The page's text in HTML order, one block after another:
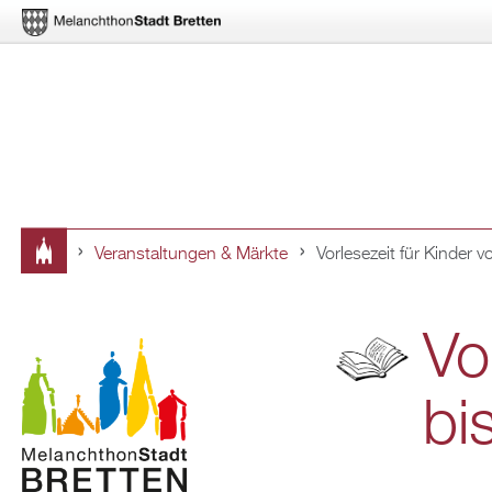
hier
Ver­an­stal­tun­gen & Märk­te Vor­le­se­zeit für Kin­der